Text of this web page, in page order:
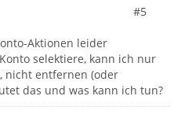
#5
Aktionen leider
selektiere, kann ich nur
nicht entfernen (oder
das und was kann ich tun?